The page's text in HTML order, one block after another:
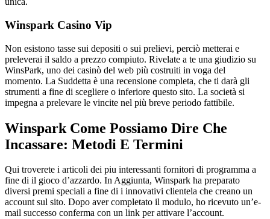
Winspark Casino Vip
Non esistono tasse sui depositi o sui prelievi, perciò metterai e
preleverai il saldo a prezzo compiuto. Rivelate a te una giudizio su
WinsPark, uno dei casinò del web più costruiti in voga del
momento. La Suddetta è una recensione completa, che ti darà gli
strumenti a fine di scegliere o inferiore questo sito. La società si
impegna a prelevare le vincite nel più breve periodo fattibile.
Winspark Come Possiamo Dire Che
Incassare: Metodi E Termini
Qui troverete i articoli dei piu interessanti fornitori di programma a
fine di il gioco d’azzardo. In Aggiunta, Winspark ha preparato
diversi premi speciali a fine di i innovativi clientela che creano un
account sul sito. Dopo aver completato il modulo, ho ricevuto un’e-
mail successo conferma con un link per attivare l’account.